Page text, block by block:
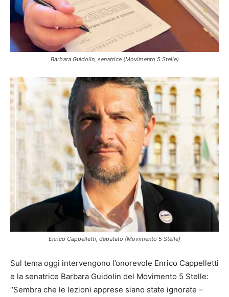
Barbara Guidolin, senatrice (Movimento 5 Stelle)
Enrico Cappelletti, deputato (Movimento 5 Stelle)
Sul tema oggi intervengono l’onorevole Enrico Cappelletti
e la senatrice Barbara Guidolin del Movimento 5 Stelle:
“Sembra che le lezioni apprese siano state ignorate –